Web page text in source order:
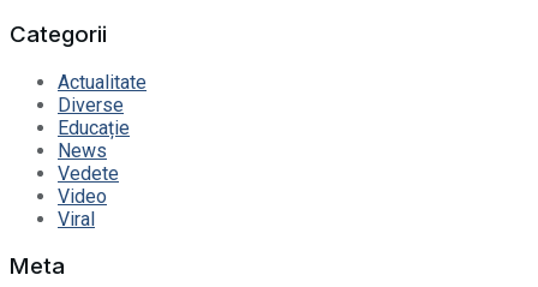
Categorii
Actualitate
Diverse
Educație
News
Vedete
Video
Viral
Meta